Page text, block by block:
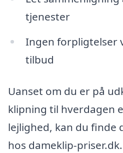
tjenester
Ingen forpligtelser
tilbud
Uanset om du er på
klipning til hverdagen
lejlighed, kan du finde
hos dameklip-